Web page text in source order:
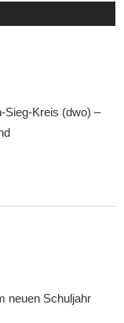
Sieg-Kreis (dwo) –
neuen Schuljahr